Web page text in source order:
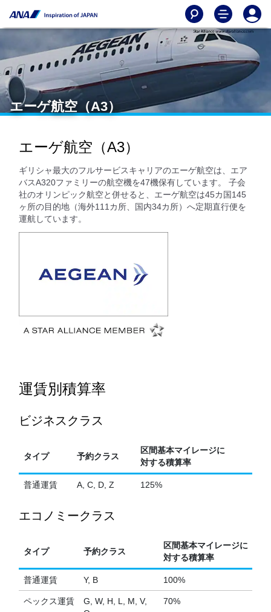
エーゲ航空（A3）
エーゲ航空（A3）
ギリシャ最大のフルサービスキャリアのエーゲ航空は、エア
バスA320ファミリーの航空機を47機保有しています。 子会
社のオリンピック航空と併せると、エーゲ航空は45カ国145
ヶ所の目的地（海外111カ所、国内34カ所）へ定期直行便を
運航しています。
運賃別積算率
ビジネスクラス
タイプ 予約クラス
区間基本マイレージに
対する積算率
普通運賃 A, C, D, Z 125%
エコノミークラス
タイプ 予約クラス
区間基本マイレージに
対する積算率
普通運賃 Y, B 100%
ペックス運賃
G, W, H, L, M, V,
70%